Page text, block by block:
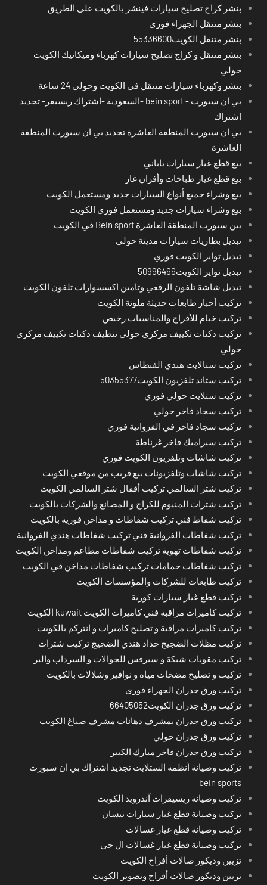
بنشر كراج تصليح سيارات فينشر بالكويت على الطريق
بنشر متنقل الجهراء فوري
بنشر متنقل الكويت55336600
بنشر متنقل و كراج تصليح سيارات كهرباء وميكانيك الكويت
حولي
بنشر وكهرباء سيارات متنقل في الكويت وحولي 24 ساعة
بي ان سبورت - bein sport -السعودية -اشتراك ريسيفر- تجديد
اشتراك
بي ان سبورت المنطقة العاشرة تجديد بي ان سبورت المنطقة
العاشرة
بيع قطع غيار سيارات ياباني
بيع قطع غيار طباخات وأفران غاز
بيع وشراء جميع أنواع السيارات جديد ومستعمل الكويت
بيع وشراء سيارات جديد ومستعمل فوري الكويت
بين سبورت المنطقة العاشرة Bein sport في الكويت
تبديل بطاريات سيارات مدينة حولي
تبديل تواير الكويت فوري
تبديل تواير الكويت50996466
تبديل شاشة تلفون الرقعي وتامين اكسسوارات تلفون الكويت
تركيب أحبار طابعات حديثة ملونة الكويت
تركيب خيام للأفراح والمناسبات رخيص
تركيب دكتات تكييف مركزي حولي تنظيف دكتات تكييف مركزي
حولي
تركيب ستالايت هندي الفنطاس
تركيب ستاند تلفزيون الكويت50355377
تركيب ستلايت حولي فوري
تركيب سجاد فاخر حولي
تركيب سجاد فاخر في الفروانية فوري
تركيب سيراميك فاخر غرناطة
تركيب شاشات وتلفزيون الكويت فوري
تركيب شاشات وتلفزيونات بيع قريب من موقعي الكويت
تركيب شتر السالمي تركيب أقفال شتر السالمي الكويت
تركيب شترات المنيوم للكراج و المصانع والشركات بالكويت
تركيب شفاط فني تركيب شفاطات و مداخن فورية بالكويت
تركيب شفاطات الفروانية فني تركيب شفاطات هندي الفروانية
تركيب شفاطات تهوية تركيب شفاطات مطاعم ومداخن الكويت
تركيب شفاطات حمامات تركيب شفاطات مداخن في الكويت
تركيب طابعات للشركات والمؤسسات الكويت
تركيب قطع غيار سيارات كورية
تركيب كاميرات مراقبة فني كاميرات الكويت kuwait الكويت
تركيب كاميرات مراقبة و تصليح كاميرات و انتركم بالكويت
تركيب مظلات الضجيج حداد هندي الضجيج تركيب شترات
تركيب مقويات شبكة و سيرفس للجوالات و السرداب والبر
تركيب و تصليح مضخات مياه و نوافير وشلالات بالكويت
تركيب ورق جدران الجهراء فوري
تركيب ورق جدران الكويت66405052
تركيب ورق جدران بمشرف دهانات مشرف صباغ الكويت
تركيب ورق جدران حولي
تركيب ورق جدران فاخر مبارك الكبير
تركيب وصيانة أنظمة الستلايت تجديد اشتراك بي ان سبورت
bein sports
تركيب وصيانة ريسيفرات آندرويد الكويت
تركيب وصيانة قطع غيار سيارات نيسان
تركيب وصيانة قطع غيار غسالات
تركيب وصيانة قطع غيار غسالات ال جي
تزيين وديكور صالات أفراح الكويت
تزيين وديكور صالات أفراح وتصوير الكويت